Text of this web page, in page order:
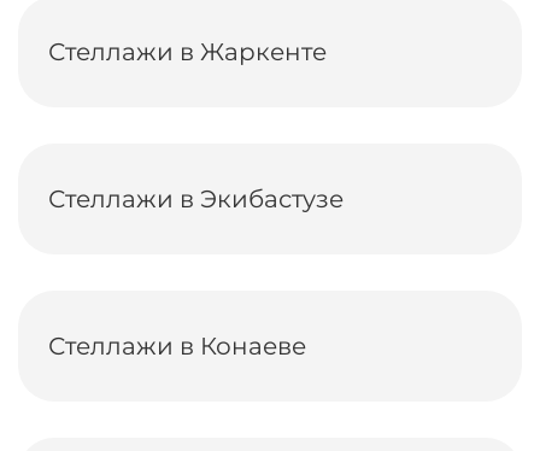
Стеллажи в Жаркенте
Стеллажи в Экибастузе
Стеллажи в Конаеве